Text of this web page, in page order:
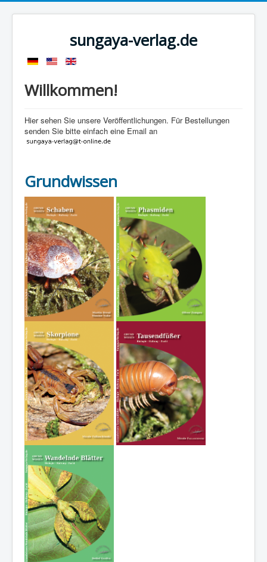
sungaya-verlag.de
Willkommen!
Hier sehen Sie unsere Veröffentlichungen. Für Bestellungen
senden Sie bitte einfach eine Email an
Grundwissen